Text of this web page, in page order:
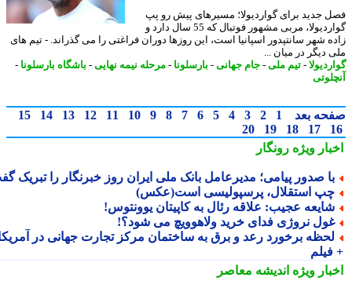
جدید برای گواردیولا؛ مسیرهای پیش رو پپ
گواردیولا، مربی مشهور فوتبال که 55 سال دارد و
شهر سانتپدور اسپانیا است، این روزها دوران فراغتی را می گذراند. - تیم های
دیگر در میان ...
-تیم ملی -جام جهانی-بارسلونا-مرحله نیمه نهایی-باشگاه بارسلونا-
بعد 1
2
3
4
5
6
7
8
9
10
11
12
13
14
15
17
18
19
20
ویژهرونگار
صدور پیامی؛ مدیرعامل بانک ملی ایران روز خبرنگار را تبریک گفت
استقلال، پرسپولیسی است(عکس)
عجیب: علاقه رئال به کاپیتان یوونتوس!
نروژی فدای خرید ولاهوویچ می شود؟!
برخورد رعد و برق به ساختمان مرکز تجارت جهانی در آمریکا
ویژهاندیشه معاصر